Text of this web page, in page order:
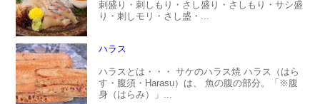
刺盛り・刺しもり・さし盛り・さしもり・サシ盛
り・刺しモリ・さし盛・...
ハラス
ハラスとは・・・ サケのハラス焼 ハラス（はら
す・腹須・Harasu）は、 魚の腹の部分。「※腹
身（はらみ）」...